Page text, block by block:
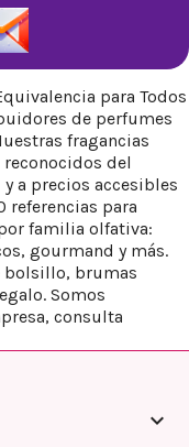
para Todos
de perfumes
fragancias
del
a precios accesibles
referencias para
familia olfativa:
gourmand y más.
bolsillo, brumas
Somos
consulta
